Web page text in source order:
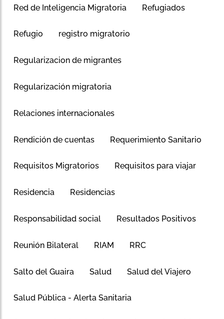
Red de Inteligencia Migratoria Refugiados
Refugio registro migratorio
Regularizacion de migrantes
Regularización migratoria
Relaciones internacionales
Rendición de cuentas Requerimiento Sanitario
Requisitos Migratorios Requisitos para viajar
Residencia Residencias
Responsabilidad social Resultados Positivos
Reunión Bilateral RIAM RRC
Salto del Guaira Salud Salud del Viajero
Salud Pública - Alerta Sanitaria